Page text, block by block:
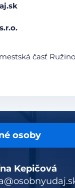
osoby
Kepičová
časť